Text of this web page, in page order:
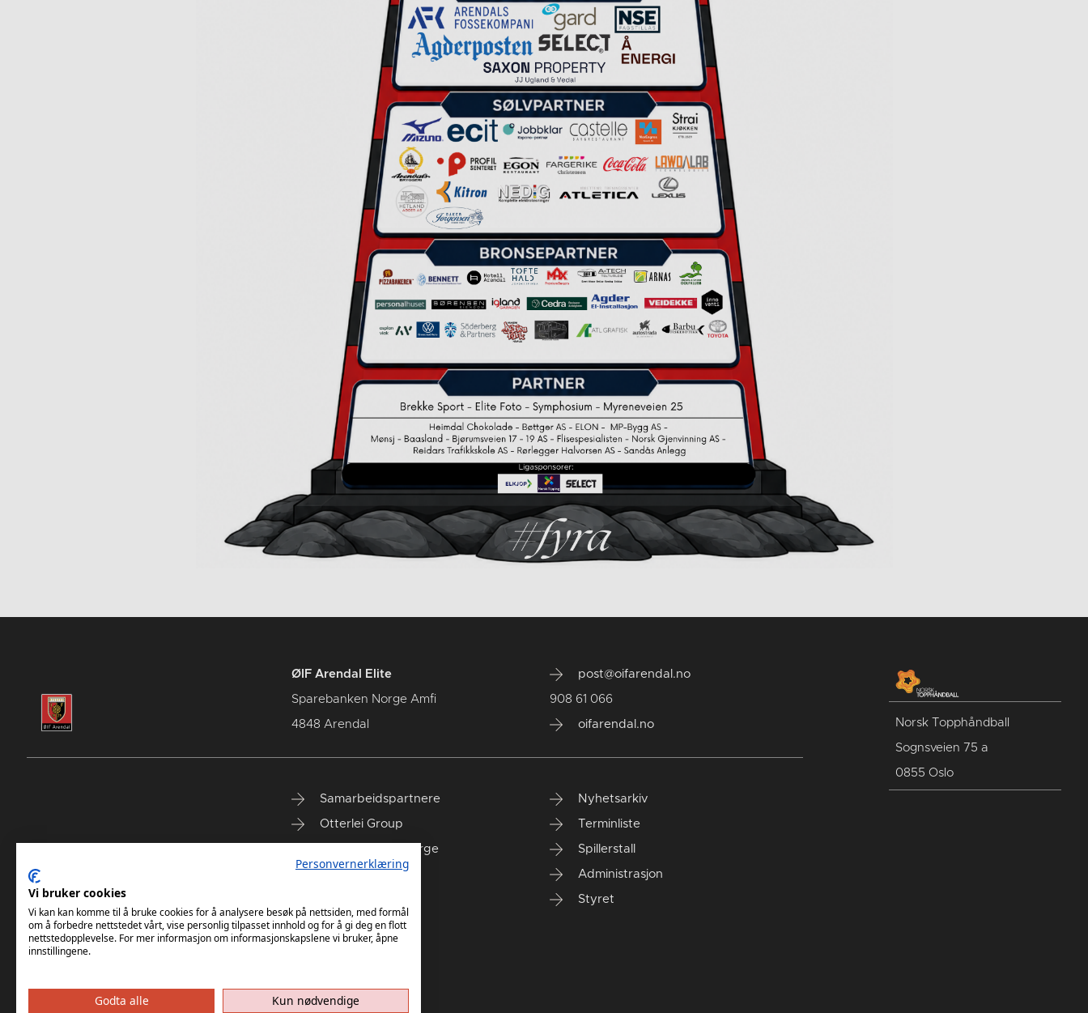
ØIF Arendal Elite
Sparebanken Norge Amfi
4848 Arendal
post@oifarendal.no
908 61 066
oifarendal.no
Samarbeidspartnere
Otterlei Group
Sparebanken Norge
Select
Nyhetsarkiv
Terminliste
Spillerstall
Administrasjon
Styret
Norsk Topphåndball
Sognsveien 75 a
0855 Oslo
Personvernerklæring
Vi bruker cookies
Vi kan kan komme til å bruke cookies for å analysere besøk på nettsiden, med formål
om å forbedre nettstedet vårt, vise personlig tilpasset innhold og for å gi deg en flott
nettstedopplevelse. For mer informasjon om informasjonskapslene vi bruker, åpne
innstillingene.
Godta alle Kun nødvendige